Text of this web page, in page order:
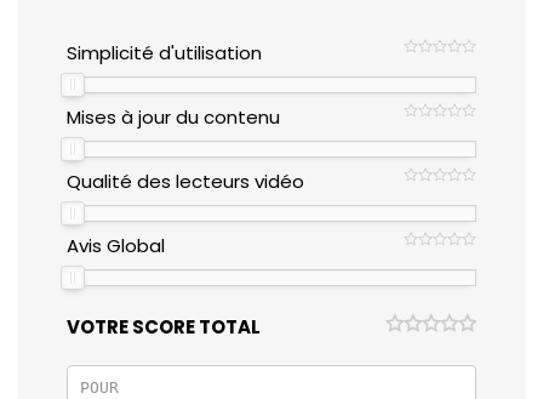
Simplicité d'utilisation
Mises à jour du contenu
Qualité des lecteurs vidéo
Avis Global
VOTRE SCORE TOTAL